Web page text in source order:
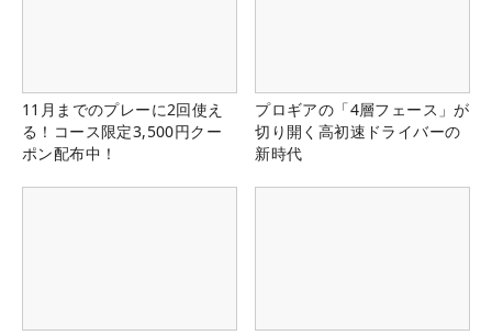
11月までのプレーに2回使え
る！コース限定3,500円クー
ポン配布中！
プロギアの「4層フェース」が
切り開く高初速ドライバーの
新時代